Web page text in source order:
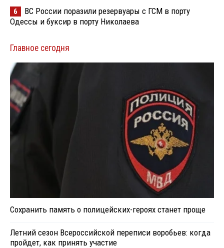
6
ВС России поразили резервуары с ГСМ в порту
Одессы и буксир в порту Николаева
Главное сегодня
Сохранить память о полицейских-героях станет проще
Летний сезон Всероссийской переписи воробьев: когда
пройдет, как принять участие